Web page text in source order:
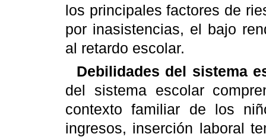
los principales factores de
por inasistencias, el bajo
al retardo escolar.
Debilidades del sistema
del sistema escolar
contexto familiar de los
ingresos, inserción laboral